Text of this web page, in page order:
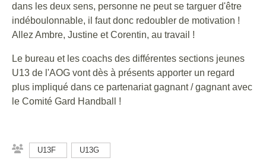
dans les deux sens, personne ne peut se targuer d'être
indéboulonnable, il faut donc redoubler de motivation !
Allez Ambre, Justine et Corentin, au travail !
Le bureau et les coachs des différentes sections jeunes
U13 de l'AOG vont dès à présents apporter un regard
plus impliqué dans ce partenariat gagnant / gagnant avec
le Comité Gard Handball !
U13F U13G